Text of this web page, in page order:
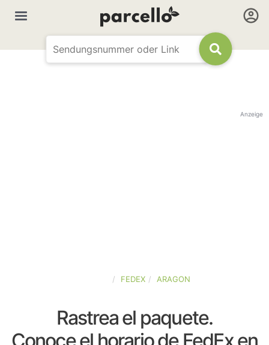
Anzeige
FEDEX ARAGON
Rastrea el paquete.